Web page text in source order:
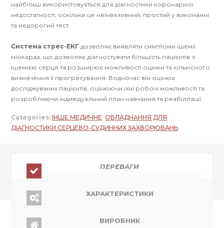
найбільш використовується для діагностики коронарної
недостатності, оскільки це неінвазивний, простий у виконанні
та недорогий тест.
Система стрес-ЕКГ дозволяє виявляти симптоми ішемії
міокарда, що дозволяє діагностувати більшість пацієнтів з
ішемією серця та розширює можливості оцінки та кількісного
визначення її прогресування. Водночас він оцінює
досліджуваних пацієнтів, оцінюючи їхні робочі можливості та
розробляючи індивідуальний план навчання та реабілітації.
Categories: ІНШЕ МЕДИЧНЕ,ОБЛАДНАННЯ ДЛЯ
ДІАГНОСТИКИ СЕРЦЕВО-СУДИННИХ ЗАХВОРЮВАНЬ
ПЕРЕВАГИ
ХАРАКТЕРИСТИКИ
ВИРОБНИК